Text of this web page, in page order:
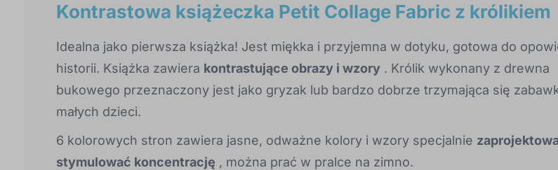
Kontrastowa książeczka Petit Collage Fabric z królikiem
Idealna jako pierwsza książka! Jest miękka i przyjemna w dotyku, gotowa do
historii. Książka zawiera kontrastujące obrazy i wzory . Królik wykonany z drewna
bukowego przeznaczony jest jako gryzak lub bardzo dobrze trzymająca się
małych dzieci.
6 kolorowych stron zawiera jasne, odważne kolory i wzory specjalnie
stymulować koncentrację , można prać w pralce na zimno.